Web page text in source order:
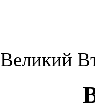
Великий